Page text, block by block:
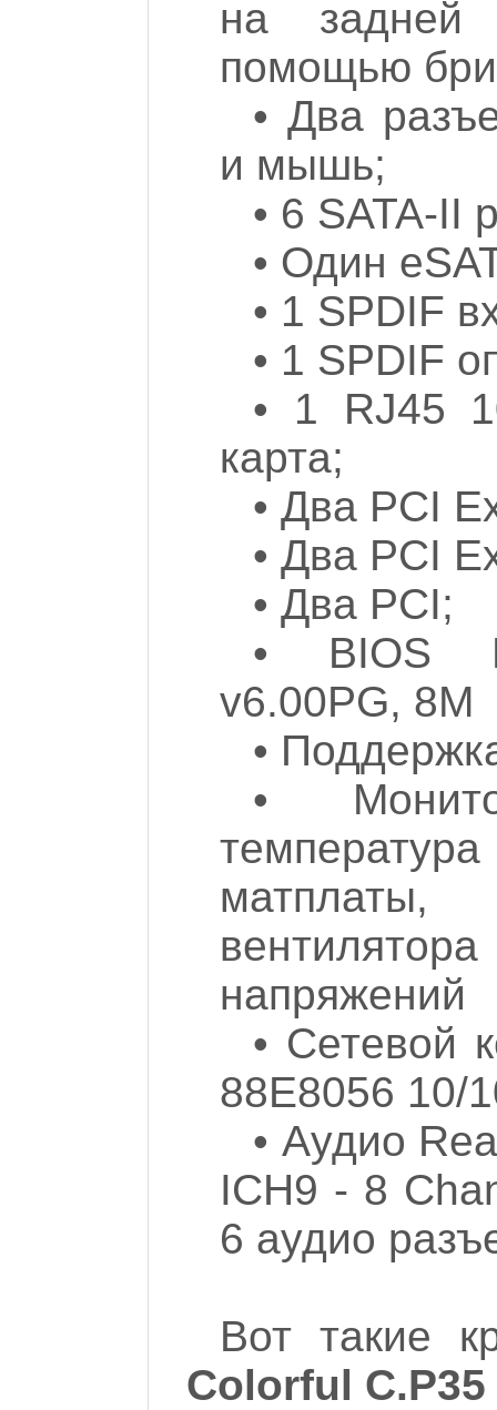
на задней
помощью
• Два
и мышь;
• 6 SATA-II
• Один
• 1 SPDIF
• 1 SPDIF
• 1 RJ45
карта;
• Два PCI
• Два PCI
• Два PCI;
• BIOS
v6.00PG, 8M
•
•
напряжений
• Сетевой
88E8056 10/
• Аудио
ICH9 - 8
6 аудио
Вот такие
Colorful C.P35